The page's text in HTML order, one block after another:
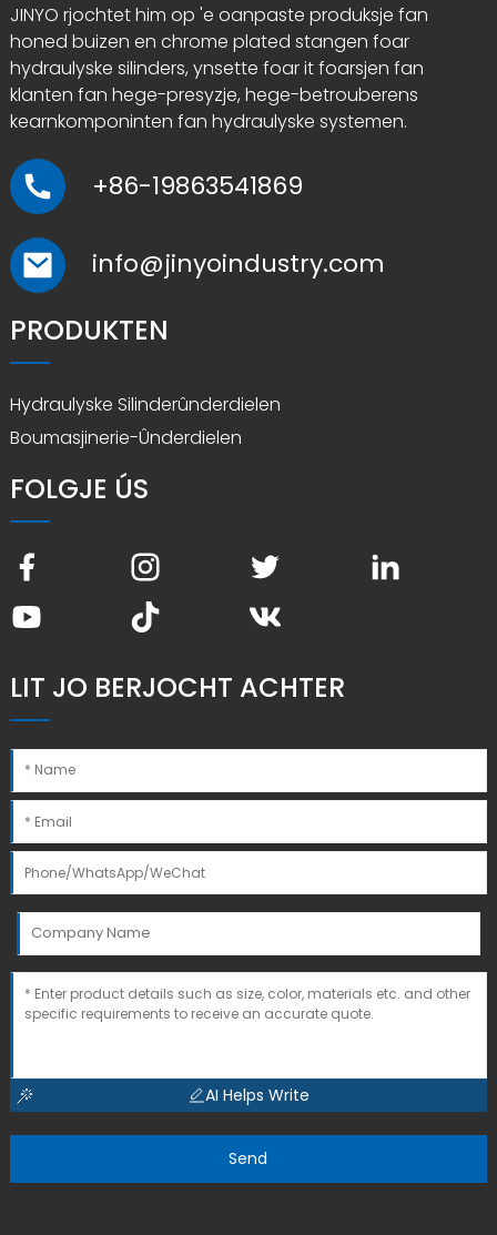
JINYO rjochtet him op 'e oanpaste produksje fan
honed buizen en chrome plated stangen foar
hydraulyske silinders, ynsette foar it foarsjen fan
klanten fan hege-presyzje, hege-betrouberens
kearnkomponinten fan hydraulyske systemen.
+86-19863541869
info@jinyoindustry.com
PRODUKTEN
Hydraulyske Silinderûnderdielen
Boumasjinerie-Ûnderdielen
FOLGJE ÚS
LIT JO BERJOCHT ACHTER
AI Helps Write
Send